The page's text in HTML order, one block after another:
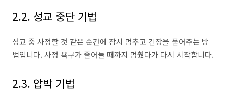
2.2. 성교 중단 기법
성교 중 사정할 것 같은 순간에 잠시 멈추고 긴장을 풀어주는 방
법입니다. 사정 욕구가 줄어들 때까지 멈췄다가 다시 시작합니다.
2.3. 압박 기법